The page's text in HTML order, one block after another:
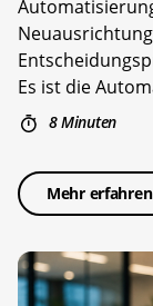
Es ist die
8 Minuten
Mehr erfahren